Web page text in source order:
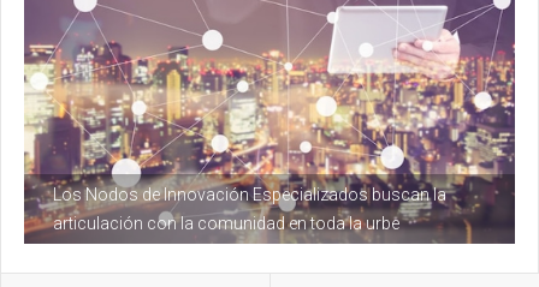
Los Nodos de Innovación Especializados buscan la
articulación con la comunidad en toda la urbe